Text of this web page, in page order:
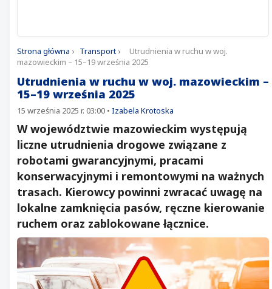
Strona główna › Transport ›
Utrudnienia w ruchu w woj.
mazowieckim – 15–19 września 2025
Utrudnienia w ruchu w woj. mazowieckim –
15–19 września 2025
15 września 2025 r. 03:00 • Izabela Krotoska
W województwie mazowieckim występują
liczne utrudnienia drogowe związane z
robotami gwarancyjnymi, pracami
konserwacyjnymi i remontowymi na ważnych
trasach. Kierowcy powinni zwracać uwagę na
lokalne zamknięcia pasów, ręczne kierowanie
ruchem oraz zablokowane łącznice.